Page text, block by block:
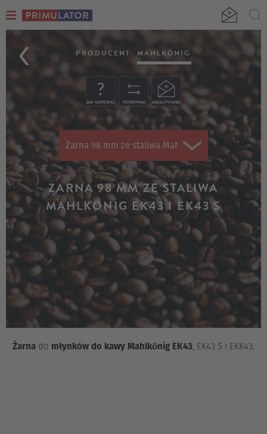
ŻARNA
STALOWE
98
MM
MAHLKÖNIG
EK43
(S)
PRODUCENT: MAHLKÖNIG
Żarna 98 mm ze staliwa Mahlkönig EK43 i EK43 S
ŻARNA 98 MM ZE STALIWA
MAHLKÖNIG EK43 I EK43 S
Żarna do młynków do kawy Mahlkönig EK43, EK43 S i EKK43.